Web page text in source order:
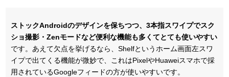
ストックAndroidのデザインを保ちつつ、3本指スワイプでスク
ショ撮影・Zenモードなど便利な機能も多くてとても使いやすい
です。あえて欠点を挙げるなら、Shelfというホーム画面左スワ
イプで出てくる機能が微妙で、これはPixelやHuaweiスマホで採
用されているGoogleフィードの方が使いやすいです。